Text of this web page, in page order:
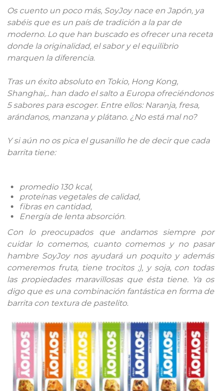
Os cuento un poco más, SoyJoy nace en Japón, ya
sabéis que es un país de tradición a la par de
moderno. Lo que han buscado es ofrecer una receta
donde la originalidad, el sabor y el equilibrio
marquen la diferencia.
Tras un éxito absoluto en Tokio, Hong Kong,
Shanghai,.. han dado el salto a Europa ofreciéndonos
5 sabores para escoger. Entre ellos: Naranja, fresa,
arándanos, manzana y plátano. ¿No está mal no?
Y si aún no os pica el gusanillo he de decir que cada
barrita tiene:
promedio 130 kcal,
proteínas vegetales de calidad,
fibras en cantidad,
Energía de lenta absorción.
Con lo preocupados que andamos siempre por
cuidar lo comemos, cuanto comemos y no pasar
hambre SoyJoy nos ayudará un poquito y además
comeremos fruta, tiene trocitos ;), y soja, con todas
las propiedades maravillosas que ésta tiene. Ya os
digo que es una combinación fantástica en forma de
barrita con textura de pastelito.